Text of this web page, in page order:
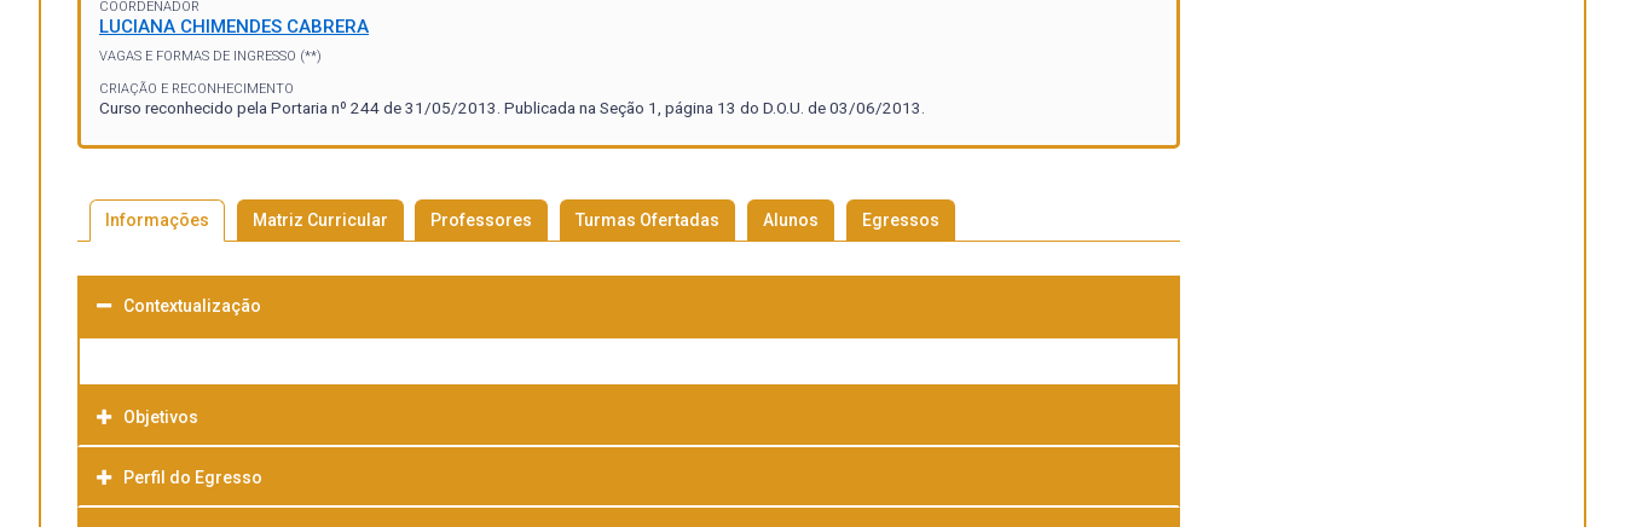
COORDENADOR
LUCIANA CHIMENDES CABRERA
VAGAS E FORMAS DE INGRESSO (**)
CRIAÇÃO E RECONHECIMENTO
Curso reconhecido pela Portaria nº 244 de 31/05/2013. Publicada na Seção 1, página 13 do D.O.U. de 03/06/2013.
Informações Matriz Curricular Professores Turmas Ofertadas Alunos Egressos
Contextualização
Objetivos
Perfil do Egresso